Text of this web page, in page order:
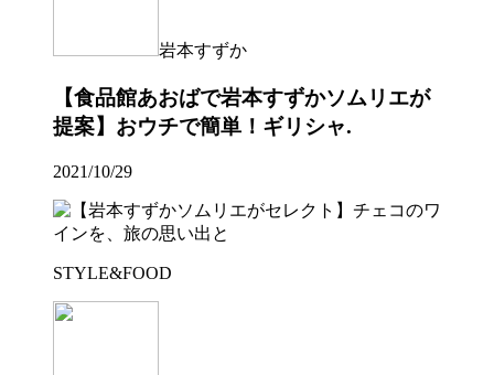
岩本すずか
【食品館あおばで岩本すずかソムリエが
提案】おウチで簡単！ギリシャ.
2021/10/29
STYLE&FOOD